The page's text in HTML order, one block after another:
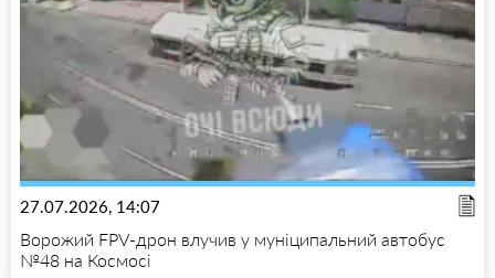
27.07.2026, 14:07
Ворожий FPV-дрон влучив у муніципальний автобус
№48 на Космосі